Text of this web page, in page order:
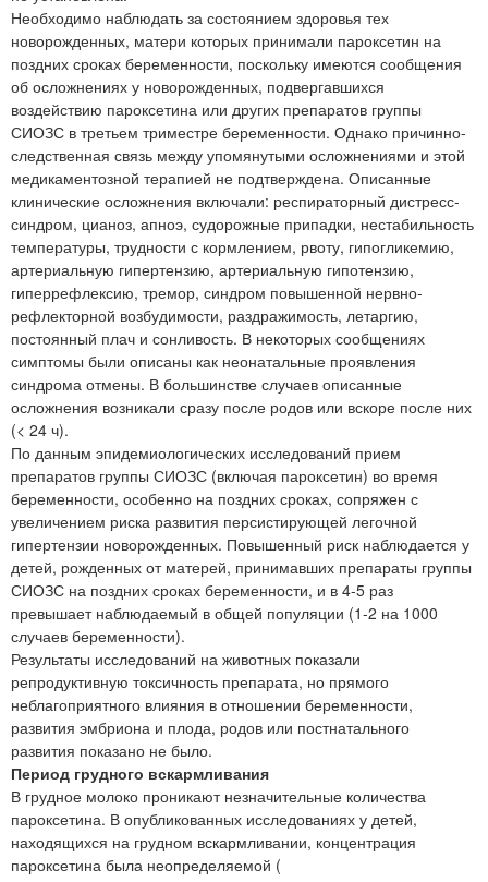
Необходимо наблюдать за состоянием здоровья тех
новорожденных, матери которых принимали пароксетин на
поздних сроках беременности, поскольку имеются сообщения
об осложнениях у новорожденных, подвергавшихся
воздействию пароксетина или других препаратов группы
СИОЗС в третьем триместре беременности. Однако причинно-
следственная связь между упомянутыми осложнениями и этой
медикаментозной терапией не подтверждена. Описанные
клинические осложнения включали: респираторный дистресс-
синдром, цианоз, апноэ, судорожные припадки, нестабильность
температуры, трудности с кормлением, рвоту, гипогликемию,
артериальную гипертензию, артериальную гипотензию,
гиперрефлексию, тремор, синдром повышенной нервно-
рефлекторной возбудимости, раздражимость, летаргию,
постоянный плач и сонливость. В некоторых сообщениях
симптомы были описаны как неонатальные проявления
синдрома отмены. В большинстве случаев описанные
осложнения возникали сразу после родов или вскоре после них
(< 24 ч).
По данным эпидемиологических исследований прием
препаратов группы СИОЗС (включая пароксетин) во время
беременности, особенно на поздних сроках, сопряжен с
увеличением риска развития персистирующей легочной
гипертензии новорожденных. Повышенный риск наблюдается у
детей, рожденных от матерей, принимавших препараты группы
СИОЗС на поздних сроках беременности, и в 4-5 раз
превышает наблюдаемый в общей популяции (1-2 на 1000
случаев беременности).
Результаты исследований на животных показали
репродуктивную токсичность препарата, но прямого
неблагоприятного влияния в отношении беременности,
развития эмбриона и плода, родов или постнатального
развития показано не было.
Период грудного вскармливания
В грудное молоко проникают незначительные количества
пароксетина. В опубликованных исследованиях у детей,
находящихся на грудном вскармливании, концентрация
пароксетина была неопределяемой (